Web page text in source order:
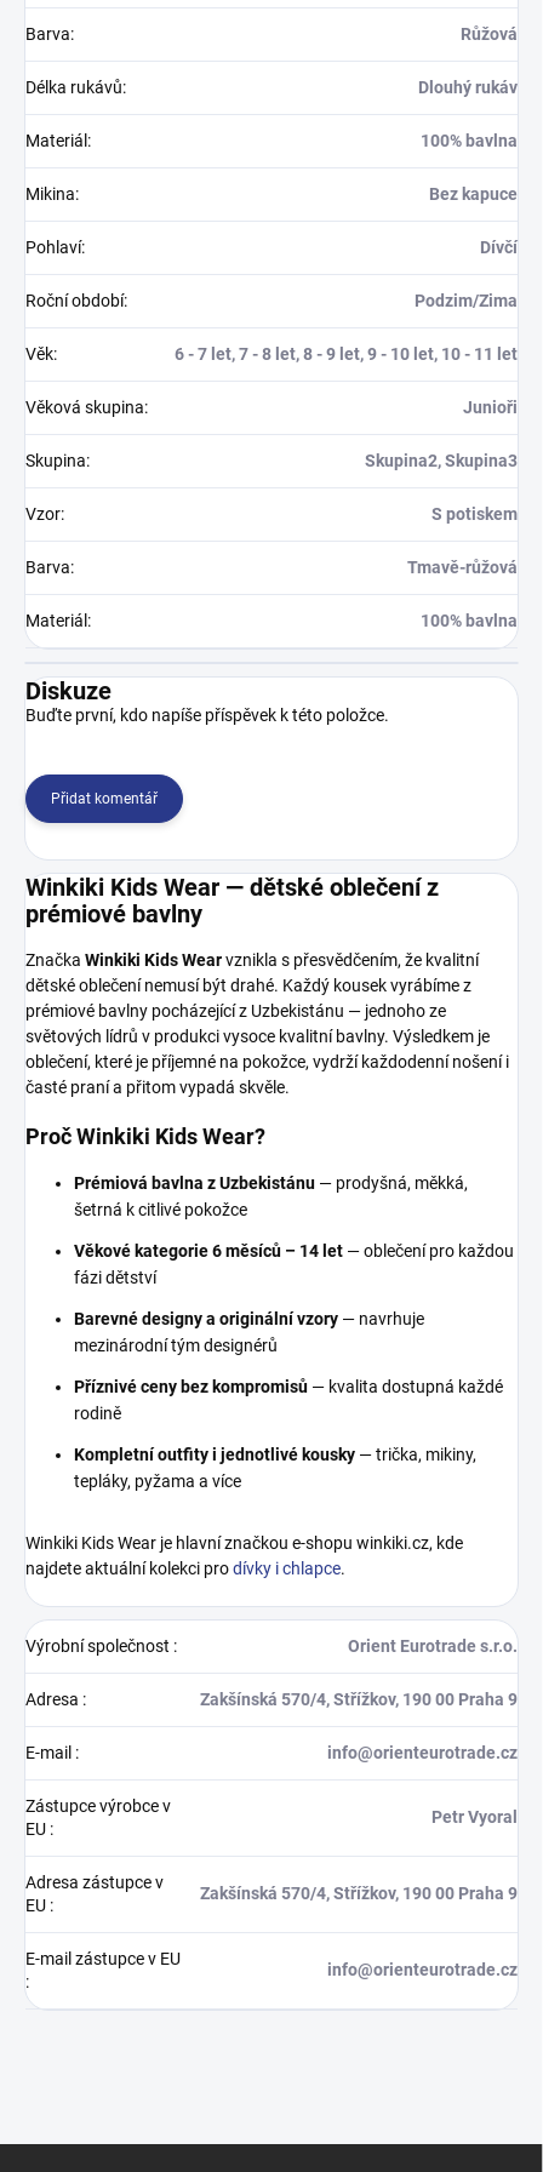
Barva: Růžová
Délka rukávů: Dlouhý rukáv
Materiál : 100% bavlna
Mikina: Bez kapuce
Pohlaví: Dívčí
Roční období: Podzim/Zima
Věk: 6 - 7 let, 7 - 8 let, 8 - 9 let, 9 - 10 let, 10 - 11 let
Věková skupina: Junioři
Skupina: Skupina2, Skupina3
Vzor: S potiskem
Barva: Tmavě-růžová
Materiál : 100% bavlna
Diskuze
Buďte první, kdo napíše příspěvek k této položce.
Přidat komentář
Winkiki Kids Wear — dětské oblečení z
prémiové bavlny
Značka Winkiki Kids Wearvznikla s přesvědčením, že kvalitní
dětské oblečení nemusí být drahé. Každý kousek vyrábíme z
prémiové bavlny pocházející z Uzbekistánu — jednoho ze
světových lídrů v produkci vysoce kvalitní bavlny. Výsledkem je
oblečení, které je příjemné na pokožce, vydrží každodenní nošení i
časté praní a přitom vypadá skvěle.
Proč Winkiki Kids Wear?
Prémiová bavlna z Uzbekistánu — prodyšná, měkká,
šetrná k citlivé pokožce
Věkové kategorie 6 měsíců – 14 let — oblečení pro každou
fázi dětství
Barevné designy a originální vzory — navrhuje
mezinárodní tým designérů
Příznivé ceny bez kompromisů — kvalita dostupná každé
rodině
Kompletní outfity i jednotlivé kousky — trička, mikiny,
tepláky, pyžama a více
Winkiki Kids Wear je hlavní značkou e-shopu winkiki.cz, kde
najdete aktuální kolekci prodívky i chlapce.
Výrobní společnost : Orient Eurotrade s.r.o.
Adresa : Zakšínská 570/4, Střížkov, 190 00 Praha 9
E-mail : info@orienteurotrade.cz
Zástupce výrobce v
EU :
Petr Vyoral
Adresa zástupce v
EU :
Zakšínská 570/4, Střížkov, 190 00 Praha 9
E-mail zástupce v EU
:
info@orienteurotrade.cz